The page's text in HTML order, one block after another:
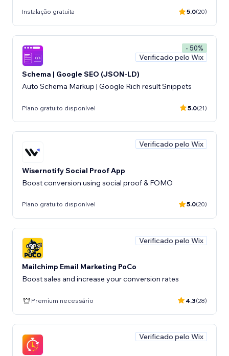
Instalação gratuita 5.0(20)
- 50%
Verificado pelo Wix
Schema | Google SEO (JSON-LD)
Auto Schema Markup | Google Rich result Snippets
Plano gratuito disponível 5.0(21)
Verificado pelo Wix
Wisernotify Social Proof App
Boost conversion using social proof & FOMO
Plano gratuito disponível 5.0(20)
Verificado pelo Wix
Mailchimp Email Marketing PoCo
Boost sales and increase your conversion rates
Premium necessário 4.3(28)
Verificado pelo Wix